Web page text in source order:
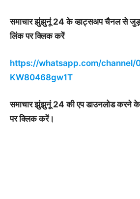
समाचार झुंझुनूं 24 के व्हाट्सअप चैनल से
लिंक पर क्लिक करें
https://whatsapp.com/channel/
KW80468gw1T
समाचार झुंझुनूं 24 की एप डाउनलोड करने के
पर क्लिक करें।